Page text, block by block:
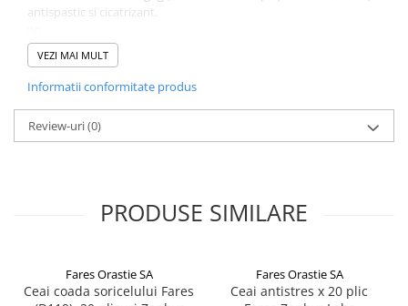
antispastic si cicatrizant.
DETALII PRODUS
Precautii: La dozele recomandate nu se cunosc.
nn
COMPOZIȚIE
Partea superioară a plantei Achillea millefolium L., fam.
Asteraceae, care conține ulei volatil, principii amare, flavonoide,
locale și comprese. Preparare: Se prepară infuzie din 1-2 lingurițe
VEZI MAI MULT
Informatii conformitate produs
Review-uri(0)
PRODUSE SIMILARE
Fares Orastie SA
Ceai coada soricelului Fares
Fares Orastie SA
Ceai antistres x 20 plic